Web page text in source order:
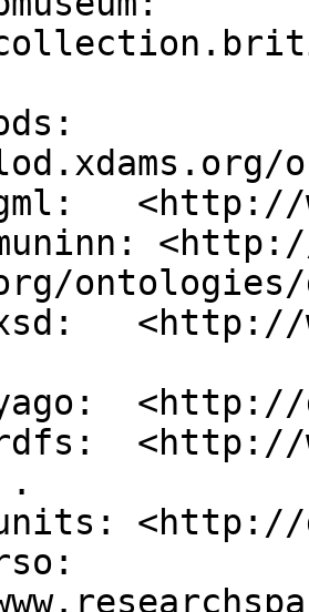
<http://
ontologies/
<http://
<http://
.